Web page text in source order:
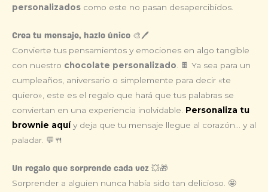
personalizados como este no pasan desapercibidos.
Crea tu mensaje, hazlo único 🎨🖊️
Convierte tus pensamientos y emociones en algo tangible
con nuestro chocolate personalizado . 🍫 Ya sea para un
cumpleaños, aniversario o simplemente para decir «te
quiero», este es el regalo que hará que tus palabras se
conviertan en una experiencia inolvidable. Personaliza tu
brownie aquíy deja que tu mensaje llegue al corazón… y al
paladar. 💬🍴
Un regalo que sorprende cada vez 💥🎁
Sorprender a alguien nunca había sido tan delicioso. 🤩